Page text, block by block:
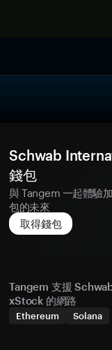
Schwab
錢包
與 Tangem 一起體驗
包的未來
取得錢包
Tangem 支援
xStock 的網路
Ethereum Solana